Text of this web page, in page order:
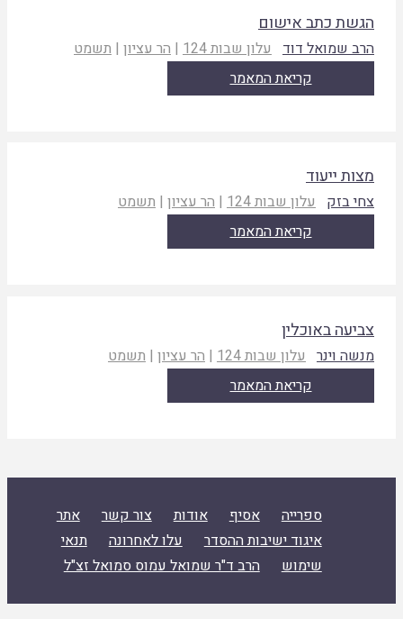
כתב אישום
שמואל דוד עלון שבות 124 |הר עציון |תשמט
קריאת המאמר
ייעוד
בזק עלון שבות 124 |הר עציון|תשמט
קריאת המאמר
באוכלין
וינר עלון שבות 124 |הר עציון|תשמט
קריאת המאמר
ספרייה אסיף אודות צור קשר
אתר
איגוד ישיבות ההסדר
עלו לאחרונה
תנאי
שימוש
הרב ד"ר שמואל עמוס סמואל זצ"ל